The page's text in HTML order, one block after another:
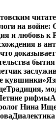
на войне:
и любовь к
в
доказывает
кувшинки»
Традиция,
рифмы
Нина